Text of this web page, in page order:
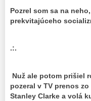
Pozrel som sa na
prekvitajúceho
.:.
Nuž ale potom prišiel
pozeral v TV prenos
Stanley Clarke a volá